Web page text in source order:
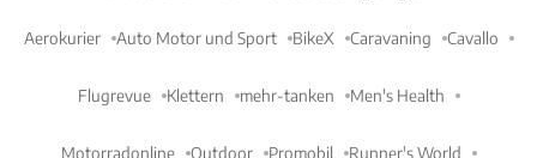
Aerokurier Auto Motor und Sport BikeX Caravaning Cavallo
Flugrevue Klettern mehr-tanken Men's Health
Motorradonline Outdoor Promobil Runner's World